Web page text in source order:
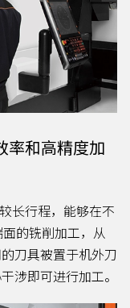
率和高精度加
长行程，能够在不
的铣削加工，从
刀具被置于机外刀
涉即可进行加工。